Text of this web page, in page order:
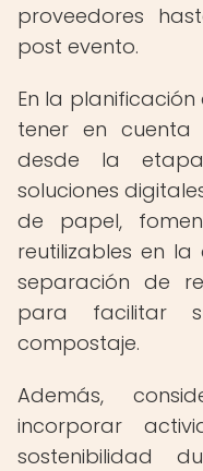
proveedores
post evento.
En la
tener en cuenta
desde la
soluciones
de papel,
reutilizables en
separación de
para facilitar
compostaje.
Además,
incorporar
sostenibilidad